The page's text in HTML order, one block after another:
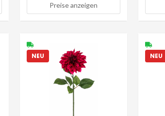
Preise anzeigen
NEU NEU